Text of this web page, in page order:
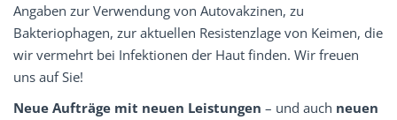
Angaben zur Verwendung von Autovakzinen, zu
Bakteriophagen, zur aktuellen Resistenzlage von Keimen, die
wir vermehrt bei Infektionen der Haut finden. Wir freuen
uns auf Sie!
Neue Aufträge mit neuen Leistungen – und auch neuen